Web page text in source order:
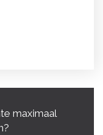
maximaal